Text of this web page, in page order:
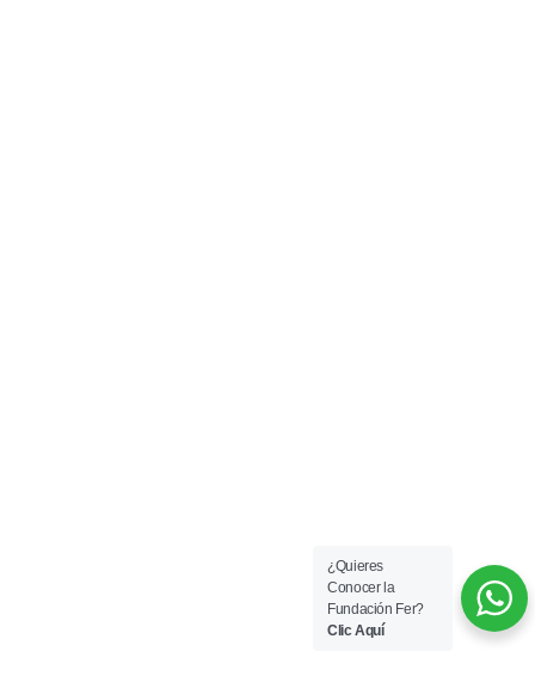
¿Quieres
Conocer la
Fundación Fer?
Clic Aquí